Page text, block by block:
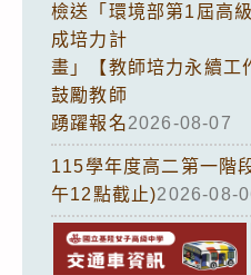
檢送「環境部第1屆高
成培力計
畫」【教師培力永續工
鼓勵教師
踴躍報名2026-08-07
115學年度高二第一階
午12點截止)2026-08-